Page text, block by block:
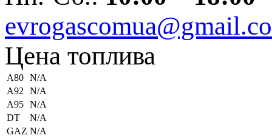
Цена топлива
А80 N/A
А92
N/A
А95 N/A
DT
N/A
GAZ N/A